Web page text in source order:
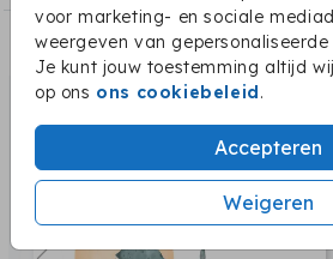
voor marketing- en sociale
weergeven van
Je kunt jouw toestemming altijd
op ons ons cookiebeleid.
Accepteren
Weigeren
Dit vind je misschien